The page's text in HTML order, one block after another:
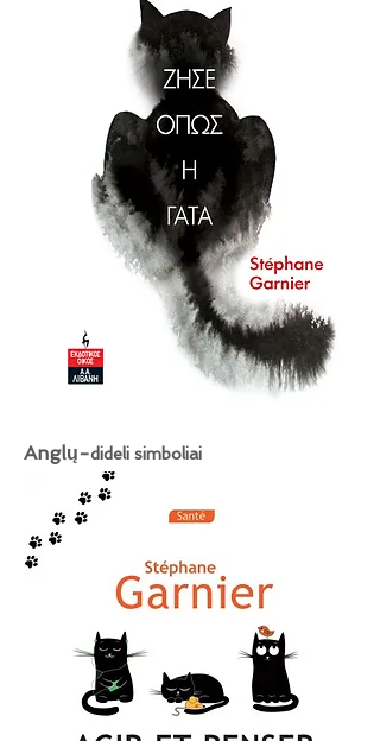
Anglų-dideli simboliai